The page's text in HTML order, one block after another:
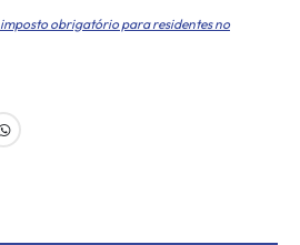
imposto obrigatório para residentes no